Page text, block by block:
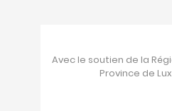
Avec le soutien de la
Province de